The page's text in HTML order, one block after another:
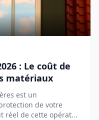
: Le coût de
matériaux
est un
de votre
réel de cette opérat...